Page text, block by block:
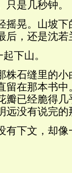
是几秒钟。
摇晃。山坡
后，还是沈
下山。
株石缝里的
留在那本书
瓣已经脆得
远没有说完的
有下文，却